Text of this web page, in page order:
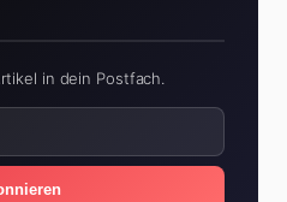
in dein Postfach.